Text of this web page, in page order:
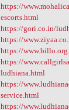
https://
escorts.html
https://gori.co.in/
https://
https://
https://
ludhiana.html
https://
service.html
https://